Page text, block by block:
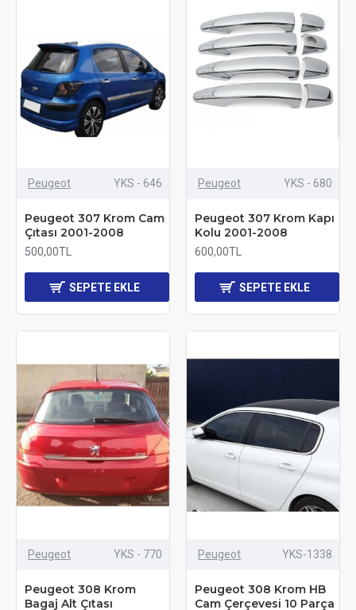
Peugeot YKS - 646
Peugeot 307 Krom Cam
Çıtası 2001-2008
500,00TL
SEPETE EKLE
Peugeot YKS - 680
Peugeot 307 Krom Kapı
Kolu 2001-2008
600,00TL
SEPETE EKLE
Peugeot YKS - 770
Peugeot 308 Krom
Bagaj Alt Çıtası
Peugeot YKS-1338
Peugeot 308 Krom HB
Cam Çerçevesi 10 Parça